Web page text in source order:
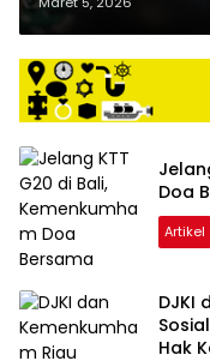
Doa
Artikel
DJKI
Hak